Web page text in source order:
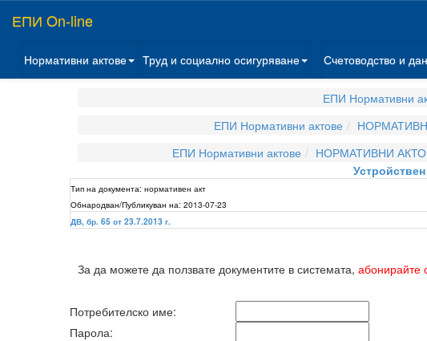
ЕПИ On-line
Нормативни актове Труд и социално осигуряване Счетоводство и
ЕПИ Нормативни
ЕПИ Нормативни актове
ЕПИ Нормативни актове
НОРМАТИВНИ
Тип на документа: нормативен акт
Обнародван/Публикуван на: 2013-07-23
ДВ, бр. 65 от 23.7.2013 г.
За да можете да ползвате документите в системата, абонирайте
Потребителско име:
Парола: